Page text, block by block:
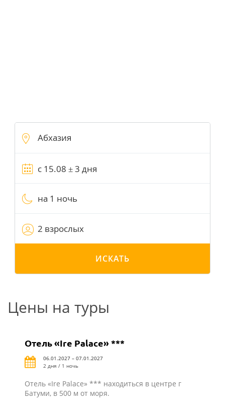
на 1 ночь
2 взрослых
ИСКАТЬ
Цены на туры
Отель «Ire Palace» ***
06.01.2027 – 07.01.2027
2 дня / 1 ночь
Отель «Ire Palace» *** находиться в центре г
Батуми, в 500 м от моря.